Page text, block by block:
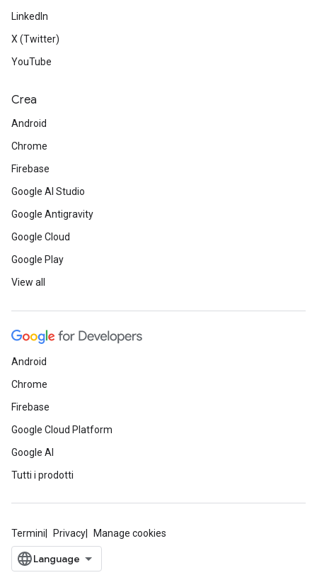
LinkedIn
X (Twitter)
YouTube
Crea
Android
Chrome
Firebase
Google AI Studio
Google Antigravity
Google Cloud
Google Play
View all
Android
Chrome
Firebase
Google Cloud Platform
Google AI
Tutti i prodotti
Termini Privacy Manage cookies